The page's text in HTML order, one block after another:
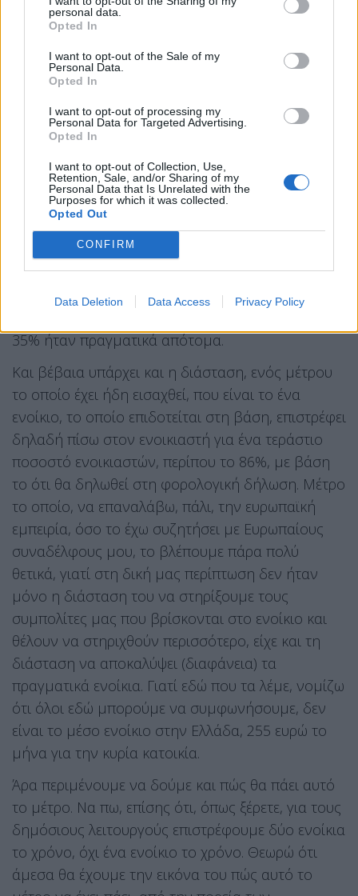
personal data.
Opted In
I want to opt-out of the Sale of my
Personal Data.
Opted In
I want to opt-out of processing my
Personal Data for Targeted Advertising.
Opted In
I want to opt-out of Collection, Use,
Retention, Sale, and/or Sharing of my
Personal Data that Is Unrelated with the
Purposes for which it was collected.
Opted Out
CONFIRM
Data Deletion Data Access Privacy Policy
Και έχουμε ήδη κάνει πολλά πράγματα σε σχέση
με τους φορολογικούς συντελεστές, όπως
γνωρίζετε.
Δηλαδή, μπορώ να επικαλεστώ ότι η σωρευτική
πολιτική που έχει ακολουθηθεί από την
κυβέρνηση στο θέμα της φορολογίας το 1/3 του
ΕΝΦΙΑ έχει φύγει, ειδικά γιατί τις 13.000 οικισμούς
μειώθηκε κατά 50% στα χωριά μας, μέχρι 1.500
κατοίκους. Τώρα έρχεται το άλλο 50%. Στην
πραγματικότητα, απαλείφουμε τον ΕΝΦΙΑ σε
13.000 οικισμούς. Υπάρχει η τρίτη φοροαπαλλαγή,
την οποία ανέφερα. Βάλαμε τον ενδιάμεσο
συντελεστή, τον οποίο ανακοίνωσε ο
πρωθυπουργός, και εφαρμόζουμε το 25% από τον
35% ήταν πραγματικά απότομα.
Και βέβαια υπάρχει και η διάσταση, ενός μέτρου
το οποίο έχει ήδη εισαχθεί, που είναι το ένα
ενοίκιο, το οποίο επιδοτείται στη βάση, επιστρέφει
δηλαδή πίσω στον ενοικιαστή για ένα τεράστιο
ποσοστό ενοικιαστών, περίπου το 86%, με βάση
το ότι θα δηλωθεί στη φορολογική δήλωση. Μέτρο
το οποίο, να επαναλάβω, πάλι, την ευρωπαϊκή
εμπειρία, όσο το έχω συζητήσει με Ευρωπαίους
συναδέλφους μου, το βλέπουμε πάρα πολύ
θετικά, γιατί στη δική μας περίπτωση δεν ήταν
μόνο η διάσταση του να στηρίξουμε τους
συμπολίτες μας που βρίσκονται στο ενοίκιο και
θέλουν να στηριχθούν περισσότερο, είχε και τη
διάσταση να αποκαλύψει (διαφάνεια) τα
πραγματικά ενοίκια. Γιατί εδώ που τα λέμε, νομίζω
ότι όλοι εδώ μπορούμε να συμφωνήσουμε, δεν
είναι το μέσο ενοίκιο στην Ελλάδα, 255 ευρώ το
μήνα για την κυρία κατοικία.
Άρα περιμένουμε να δούμε και πώς θα πάει αυτό
το μέτρο. Να πω, επίσης ότι, όπως ξέρετε, για τους
δημόσιους λειτουργούς επιστρέφουμε δύο ενοίκια
το χρόνο, όχι ένα ενοίκιο το χρόνο. Θεωρώ ότι
άμεσα θα έχουμε την εικόνα του πώς αυτό το